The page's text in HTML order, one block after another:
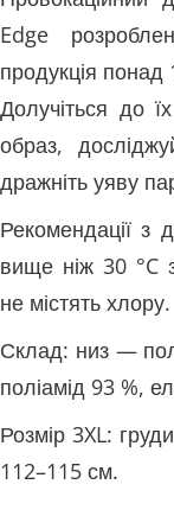
Edge
продукція понад
Долучіться до
образ,
дражніть уяву
Рекомендації з
вище ніж 30 °C
не містять хлору.
Склад: низ —
поліамід 93 %,
Розмір 3XL:
112–115 см.